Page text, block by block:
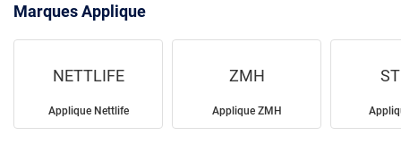
Marques Applique
NETTLIFE
Applique Nettlife
ZMH
Applique ZMH